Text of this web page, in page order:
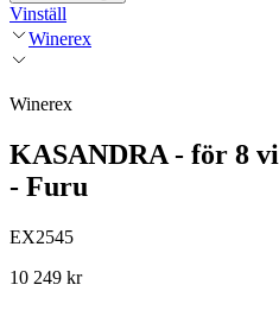
Vinställ
Winerex
Winerex
KASANDRA - för 8
- Furu
EX2545
10 249 kr